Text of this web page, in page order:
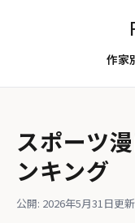
作家
スポーツ
ンキング
公開: 2026年5月31日更